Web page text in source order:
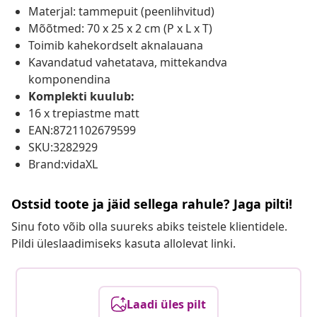
Materjal: tammepuit (peenlihvitud)
Mõõtmed: 70 x 25 x 2 cm (P x L x T)
Toimib kahekordselt aknalauana
Kavandatud vahetatava, mittekandva
komponendina
Komplekti kuulub:
16 x trepiastme matt
EAN:8721102679599
SKU:3282929
Brand:vidaXL
Ostsid toote ja jäid sellega rahule? Jaga pilti!
Sinu foto võib olla suureks abiks teistele klientidele.
Pildi üleslaadimiseks kasuta allolevat linki.
Laadi üles pilt